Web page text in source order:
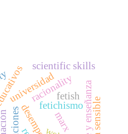
universidad
fetichismo
racionality
fetish
marx cine y enseñanza
scientific skills